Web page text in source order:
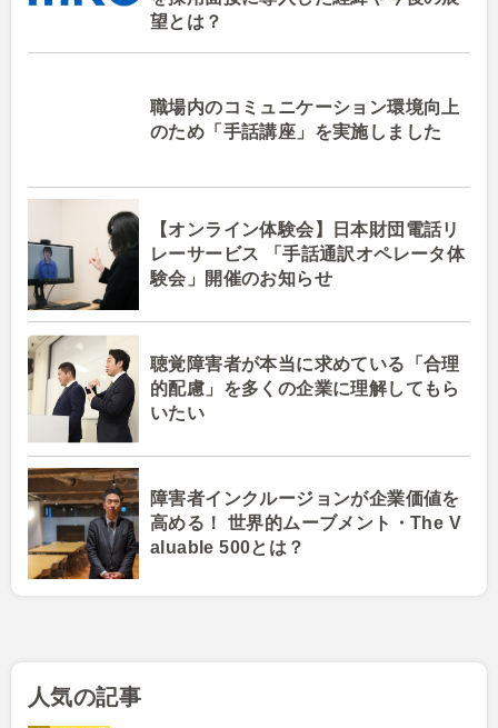
望とは？
職場内のコミュニケーション環境向上
のため「手話講座」を実施しました
【オンライン体験会】日本財団電話リ
レーサービス 「手話通訳オペレータ体
験会」開催のお知らせ
聴覚障害者が本当に求めている「合理
的配慮」を多くの企業に理解してもら
いたい
障害者インクルージョンが企業価値を
高める！ 世界的ムーブメント・The V
aluable 500とは？
人気の記事